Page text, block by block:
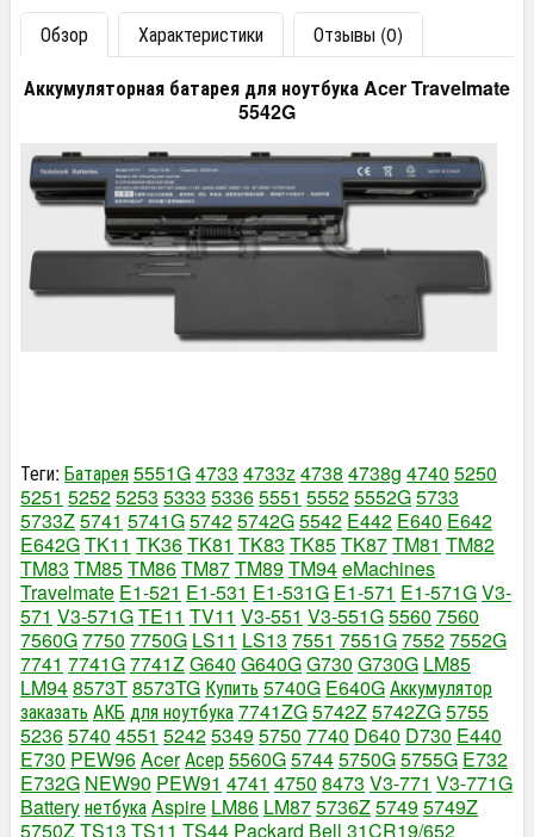
Обзор Характеристики
Отзывы (0)
Аккумуляторная батарея для ноутбука Acer Travelmate
5542G
Теги: Батарея5551G4733 4733z4738 4738g 4740 5250
5251 52525253 5333 53365551 55525552G5733
5733Z5741 5741G57425742G5542 E442 E640 E642
E642GTK11 TK36TK81 TK83 TK85TK87TM81 TM82
TM83 TM85TM86TM87TM89TM94eMachines
Travelmate E1-521 E1-531 E1-531G E1-571 E1-571GV3-
571 V3-571GTE11 TV11 V3-551 V3-551G5560 7560
7560G7750 7750G LS11 LS13 7551 7551G75527552G
7741 7741G7741ZG640 G640GG730 G730G LM85
LM948573T8573TG Купить 5740G E640GАккумулятор
заказать АКБ для ноутбука7741ZG5742Z5742ZG5755
52365740 4551 524253495750 7740 D640 D730 E440
E730 PEW96AcerАсер5560G57445750G5755G E732
E732G NEW90 PEW91 4741 4750 8473 V3-771 V3-771G
BatteryнетбукаAspire LM86 LM875736Z57495749Z
5750ZTS13 TS11 TS44 Packard Bell 31CR19/652